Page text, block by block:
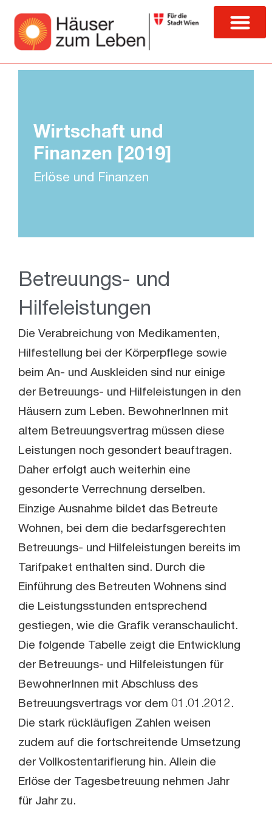
Wirtschaft und
Finanzen [2019]
Erlöse und Finanzen
Betreuungs- und
Hilfeleistungen
Die Verabreichung von Medikamenten,
Hilfestellung bei der Körperpflege sowie
beim An- und Auskleiden sind nur einige
der Betreuungs- und Hilfeleistungen in den
Häusern zum Leben. BewohnerInnen mit
altem Betreuungsvertrag müssen diese
Leistungen noch gesondert beauftragen.
Daher erfolgt auch weiterhin eine
gesonderte Verrechnung derselben.
Einzige Ausnahme bildet das Betreute
Wohnen, bei dem die bedarfsgerechten
Betreuungs- und Hilfeleistungen bereits im
Tarifpaket enthalten sind. Durch die
Einführung des Betreuten Wohnens sind
die Leistungsstunden entsprechend
gestiegen, wie die Grafik veranschaulicht.
Die folgende Tabelle zeigt die Entwicklung
der Betreuungs- und Hilfeleistungen für
BewohnerInnen mit Abschluss des
Betreuungsvertrags vor dem 01.01.2012.
Die stark rückläufigen Zahlen weisen
zudem auf die fortschreitende Umsetzung
der Vollkostentarifierung hin. Allein die
Erlöse der Tagesbetreuung nehmen Jahr
für Jahr zu.